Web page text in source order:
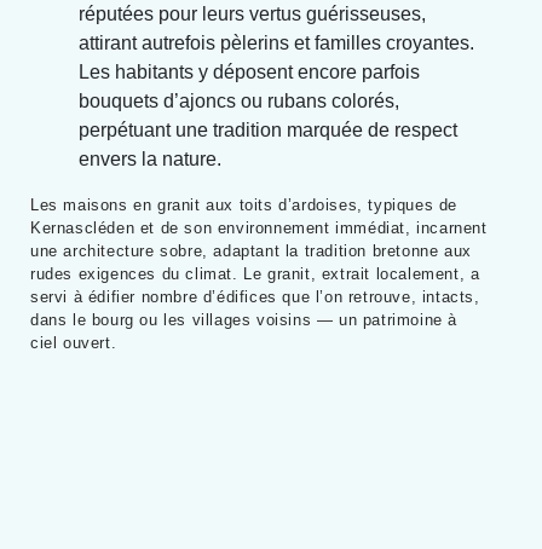
réputées pour leurs vertus guérisseuses,
attirant autrefois pèlerins et familles croyantes.
Les habitants y déposent encore parfois
bouquets d’ajoncs ou rubans colorés,
perpétuant une tradition marquée de respect
envers la nature.
Les maisons en granit aux toits d’ardoises, typiques de
Kernascléden et de son environnement immédiat, incarnent
une architecture sobre, adaptant la tradition bretonne aux
rudes exigences du climat. Le granit, extrait localement, a
servi à édifier nombre d’édifices que l’on retrouve, intacts,
dans le bourg ou les villages voisins — un patrimoine à
ciel ouvert.